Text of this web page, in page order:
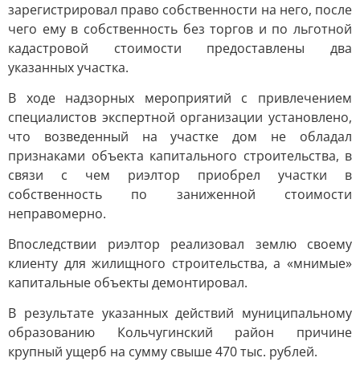
зарегистрировал право собственности на него, после
чего ему в собственность без торгов и по льготной
кадастровой стоимости предоставлены два
указанных участка.
В ходе надзорных мероприятий с привлечением
специалистов экспертной организации установлено,
что возведенный на участке дом не обладал
признаками объекта капитального строительства, в
связи с чем риэлтор приобрел участки в
собственность по заниженной стоимости
неправомерно.
Впоследствии риэлтор реализовал землю своему
клиенту для жилищного строительства, а «мнимые»
капитальные объекты демонтировал.
В результате указанных действий муниципальному
образованию Кольчугинский район причине
крупный ущерб на сумму свыше 470 тыс. рублей.